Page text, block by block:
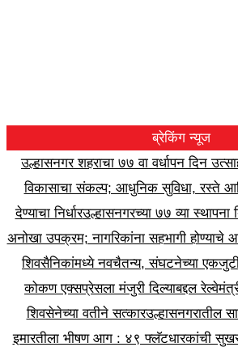
ब्रेकिंग न्यूज
उल्हासनगर शहराचा ७७ वा वर्धापन दिन
विकासाचा संकल्प; आधुनिक सुविधा, रस्ते
देण्याचा निर्धारउल्हासनगरच्या ७७ व्या स्थापना
अनोखा उपक्रम; नागरिकांना सहभागी होण्याचे
शिवसैनिकांमध्ये नवचैतन्य, संघटनेच्या
कोकण एक्सप्रेसला मंजुरी दिल्याबद्दल
शिवसेनेच्या वतीने सत्कारउल्हासनगरातील
इमारतीला भीषण आग : ४९ फ्लॅटधारकांची